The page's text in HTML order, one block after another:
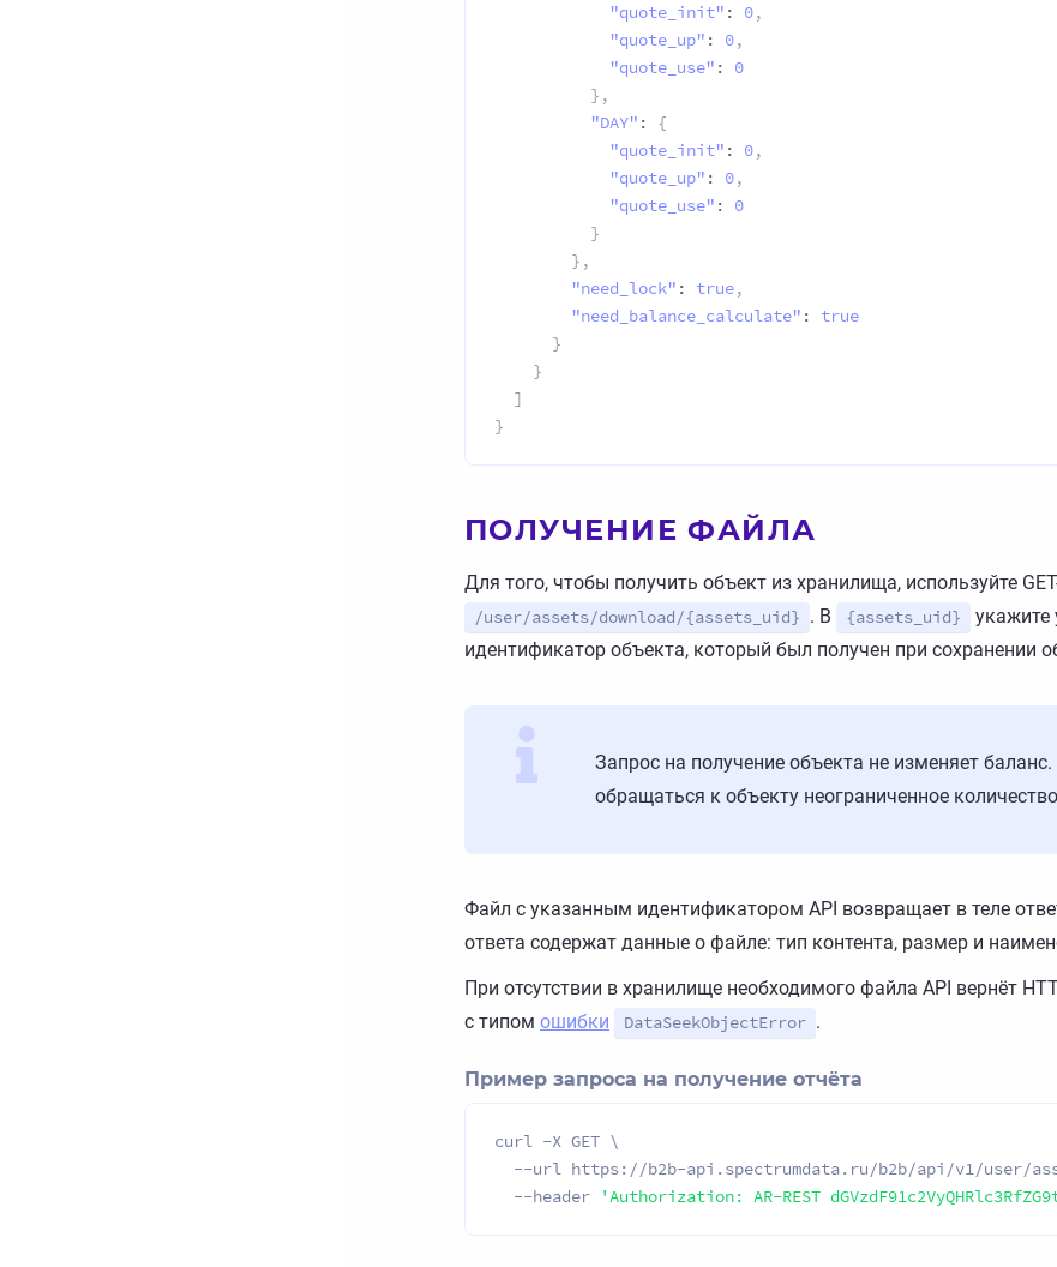
"quote_init" : 0,
"quote_up" : 0,
"quote_use" :
0
} ,
"DAY" :
{
"quote_init" : 0,
"quote_up" : 0,
"quote_use" :
0
}
} ,
"need_lock" : true,
"need_balance_calculate" :
true
}
}
]
}
ПОЛУЧЕНИЕ ФАЙЛА
Для того, чтобы получить объект из хранилища, используйте
/user/assets/download/{assets_uid} . В {assets_uid}
укажите
идентификатор объекта, который был получен при сохранении
Запрос на получение объекта не изменяет
обращаться к объекту неограниченное
Файл с указанным идентификатором API возвращает в теле
ответа содержат данные о файле: тип контента, размер и
При отсутствии в хранилище необходимого файла API вернёт
с типом ошибки DataSeekObjectError .
Пример запроса на получение отчёта
curl -X GET \
--url https://b2b-api.spectrumdata.ru/b2b/api/v1/user/
  --header
'Authorization: AR-REST